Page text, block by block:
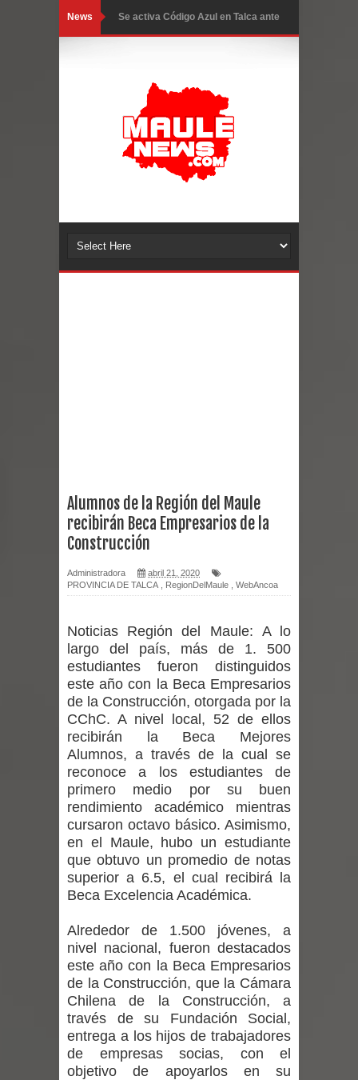
News Se activa Código Azul en Talca ante
GORE Maule figura tercero a nivel
nacional en gasto por viajes y
traslados con $133 millones
Dos internos intentaron escapar por
Temporal obliga a cerrar
equipos en la Fiesta del Chancho
Alerta por hantavirus: expertos piden
Matrimonios Linarenses Celebraron
Bodas de Oro
Departamento Comunal de Salud de
Curicó desarrollará jornada de
vacunación contra la Influenza y otros
virus respiratorios
Empedrado desarrolló con éxito el
desafío guerreros 2026
Banda linarense Los Remembers
regresa de Brasil tras impulsar un
intercambio musical y pedagógico
con comunidades escolares
Alta positividad en influenza hace que
Alumnos de la Región del Maule
recibirán Beca Empresarios de la
Construcción
Administradora
abril 21, 2020
PROVINCIA DE TALCA
RegionDelMaule WebAncoa
Noticias Región del Maule: A lo
largo del país, más de 1. 500
estudiantes fueron distinguidos
este año con la Beca Empresarios
de la Construcción, otorgada por la
CChC. A nivel local, 52 de ellos
recibirán la Beca Mejores
Alumnos, a través de la cual se
reconoce a los estudiantes de
primero medio por su buen
rendimiento académico mientras
cursaron octavo básico. Asimismo,
en el Maule, hubo un estudiante
que obtuvo un promedio de notas
superior a 6.5, el cual recibirá la
Beca Excelencia Académica.
Alrededor de 1.500 jóvenes, a
nivel nacional, fueron destacados
este año con la Beca Empresarios
de la Construcción, que la Cámara
Chilena de la Construcción, a
través de su Fundación Social,
entrega a los hijos de trabajadores
de empresas socias, con el
objetivo de apoyarlos en su